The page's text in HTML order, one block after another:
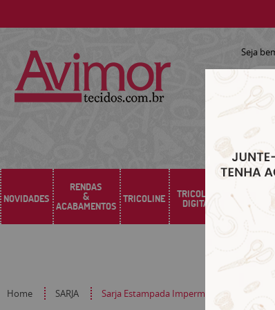
Seja
NOVIDADES
RENDAS
&
ACABAMENTOS
TRICOLINE TRICOLINE
DIGITAL SARJA
Home SARJA Sarja Estampada Impermeável